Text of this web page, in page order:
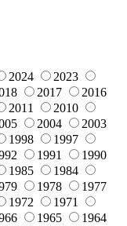
2024
2023
2017
2016
2011
2010
2004
2003
1998
1997
1991
1990
1985
1984
1978
1977
1972
1971
1965
1964